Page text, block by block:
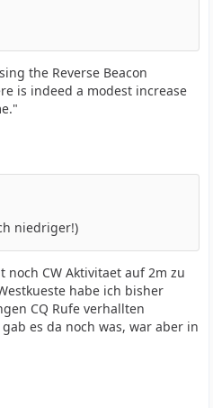
the Reverse Beacon
is indeed a modest increase
niedriger!)
CW Aktivitaet auf 2m zu
habe ich bisher
CQ Rufe verhallten
es da noch was, war aber in